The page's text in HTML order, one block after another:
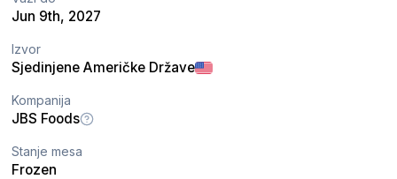
Jun 9th, 2027
Izvor
Sjedinjene Američke Države
Kompanija
JBS Foods
Stanje mesa
Frozen